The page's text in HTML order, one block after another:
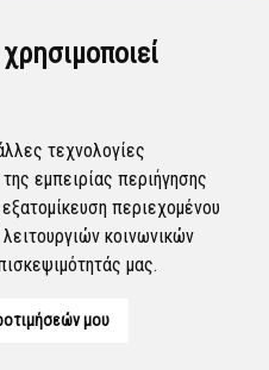
τεχνολογίες
εμπειρίας περιήγησης
περιεχομένου
κοινωνικών
μας.
μου
της αναφοράς από